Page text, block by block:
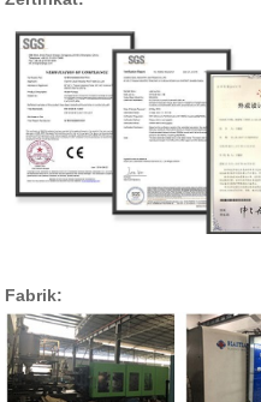
Fabrik: